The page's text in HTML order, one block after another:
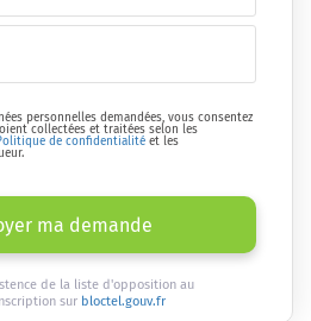
personnelles demandées, vous consentez
collectées et traitées selon les
de confidentialité et les
ma demande
de la liste d'opposition au
sur bloctel.gouv.fr